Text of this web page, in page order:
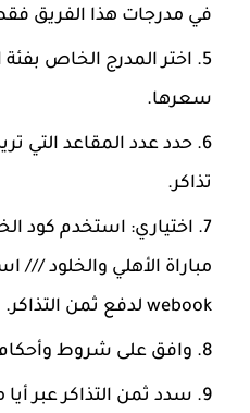
في مدرجات هذا الفريق
اختر المدرج الخاص بفئة
سعرها.
تذاكر.
اختياري: استخدم كود
مباراة الأهلي والخلود
webook لدفع ثمن التذاكر.
وافق على شروط وأحكام
سدد ثمن التذاكر عبر أيا